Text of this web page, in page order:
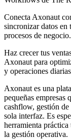
Conecta Axonaut
sincronizar datos en
procesos de negocio.
Haz crecer tus
Axonaut para
y operaciones
Axonaut es una
pequeñas empresas
cashflow, gestión
sola interfaz. Es
herramienta
la gestión operativa.